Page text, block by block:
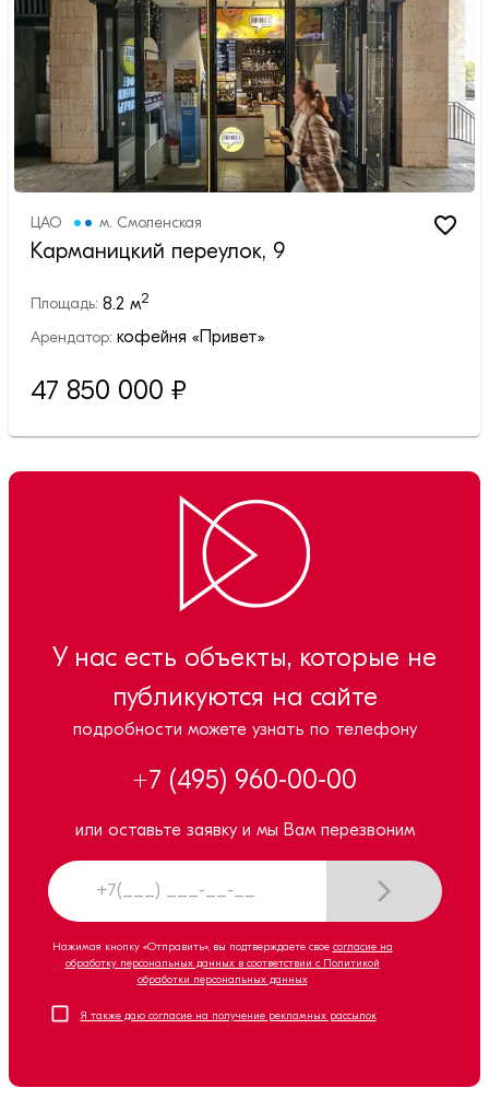
ЦАО м. Смоленская
Карманицкий переулок, 9
Площадь: 8.2 м2
Арендатор: кофейня «Привет»
47 850 000 ₽
У нас есть объекты, которые не
публикуются на сайте
подробности можете узнать по телефону
+7 (495) 960-00-00
или оставьте заявку и мы Вам перезвоним
Нажимая кнопку «Отправить», вы подтверждаете свое согласие на
обработку персональных данных в соответствии с Политикой
обработки персональных данных
Я также даю согласие на получение рекламных рассылок